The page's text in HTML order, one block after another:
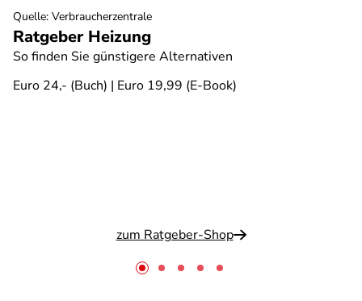
Ratgeber Heizung
So finden Sie günstigere Alternativen
Euro 24,- (Buch) | Euro 19,99 (E-Book)
zum Ratgeber-Shop
Quelle: Verbraucherzentrale